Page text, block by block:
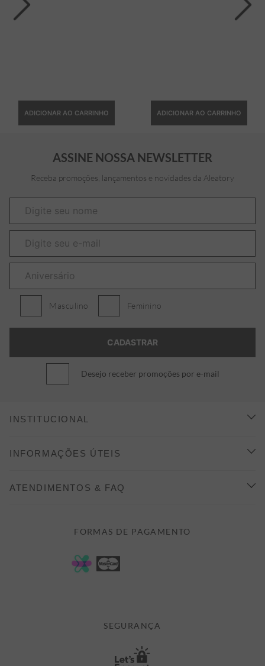
ADICIONAR AO CARRINHO ADICIONAR AO CARRINHO
ASSINE NOSSA NEWSLETTER
Receba promoções, lançamentos e novidades da Aleatory
Masculino Feminino
Desejo receber promoções por e-mail
INSTITUCIONAL
CONHEÇA A ALEATORY
INFORMAÇÕES ÚTEIS
FORMAS DE PAGAMENTO
POLÍTICA DE PRIVACIDADE
ATENDIMENTOS & FAQ
ATENDIMENTO@ALEATORYSTORE.COM.BR
FORMAS DE PAGAMENTO
SEGURANÇA